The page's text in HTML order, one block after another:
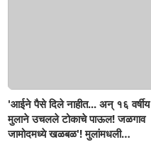
'आईने पैसे दिले नाहीत... अन् १६ वर्षीय
मुलाने उचलले टोकाचे पाऊल! जळगाव
जामोदमध्ये खळबळ'! मुलांमधली